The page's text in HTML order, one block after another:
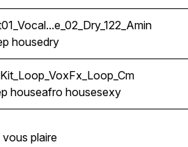
housedry
houseafro housesexy
plaire